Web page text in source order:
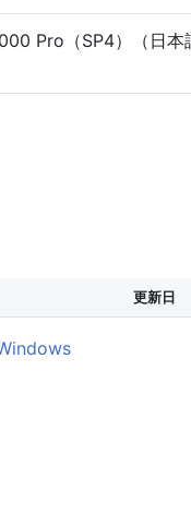
Pro（SP4）（日本
更新日